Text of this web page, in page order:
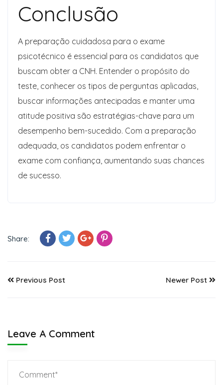
Conclusão
A preparação cuidadosa para o exame
psicotécnico é essencial para os candidatos que
buscam obter a CNH. Entender o propósito do
teste, conhecer os tipos de perguntas aplicadas,
buscar informações antecipadas e manter uma
atitude positiva são estratégias-chave para um
desempenho bem-sucedido. Com a preparação
adequada, os candidatos podem enfrentar o
exame com confiança, aumentando suas chances
de sucesso.
Share:
Previous Post Newer Post
Leave A Comment